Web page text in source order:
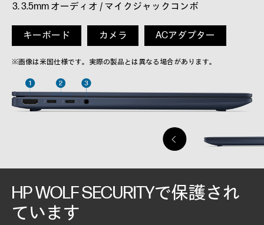
3.5mm オーディオ / マイクジャックコンボ
キーボード カメラ ACアダプター
※画像は米国仕様です。実際の製品とは異なる場合があります。
HP WOLF SECURITYで保護され
ています